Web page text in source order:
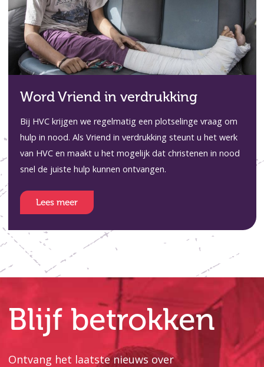
Word Vriend in verdrukking
Bij HVC krijgen we regelmatig een plotselinge vraag om
hulp in nood. Als Vriend in verdrukking steunt u het werk
van HVC en maakt u het mogelijk dat christenen in nood
snel de juiste hulp kunnen ontvangen.
Lees meer
Blijf betrokken
Ontvang het laatste nieuws over